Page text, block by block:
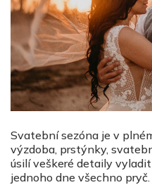
Svatební sezóna je v
výzdoba, prstýnky,
úsilí veškeré detaily
jednoho dne všechno